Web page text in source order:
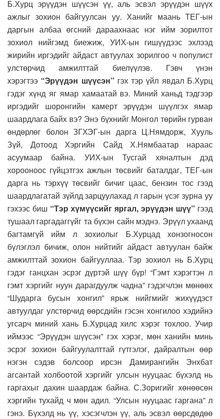
Б.Хурц эрүүдэн шүүсэн үү, аль эсвэл эрүүдэн шүүх
ажлыг зохион байгуулсан уу. Ханийг маань ТЕГ-ын
даргын албаа өгсний дараахнаас нэг ийм зорилтот
зохиол нийгэмд биежиж, УИХ-ын гишүүдээс эхлээд
жирийн иргэдийг айдаст автуулах зорилгоо ч популист
улстөрчид амжилттай биелүүлэв. Гэвч үнэн
хэрэгтээ “Эрүүдэн шүүсэн” гэх тэр үйл явдал Б.Хурц
гэдэг хүнд яг ямар хамаатай вэ. Миний ханьд тэдгээр
иргэдийг шоронгийн камерт эрүүдэн шүүлгэх ямар
шаардлага байх вэ? Энэ бүхнийг Монгол төрийн гурван
өндөрлөг болон ЗГХЭГ-ын дарга Ц.Нямдорж, Хууль
Зүй, Дотоод Хэргийн Сайд Х.Нямбаатар нараас
асуумаар байна. УИХ-ын Тусгай хяналтын дэд
хорооноос гүйцэтгэх ажлын төсвийг баталдаг, ТЕГ-ын
дарга нь тэрхүү төсвийг бичиг цаас, бензин тос гээд
шаардлагатай зүйлд зарцуулахад л гарын үсэг зурна уу
гэхээс биш “Тэр хүмүүсийг яргал, эрүүдэн шүү” гээд
тушаал гаргадаггүйг та бүхэн сайн мэднэ. Эрүүл ухаанд
багтамгүй ийм л зохиолыг Б.Хурцад хонзогносон
бүлэглэл бичиж, олон нийтийг айдаст автуулан байж
амжилттай зохион байгууллаа. Тэр зохиол нь Б.Хурц
гэдэг ганцхан эсрэг дүртэй шүү бүр! “Гэмт хэрэгтэн л
гэмт хэргийг нуун дарагдуулж чадна” гэдэгчлэн мөнөөх
“Шударга бусын хонгил” ярьж нийгмийг жихүүдэст
автуулдаг улстөрчид өөрсдийн гэсэн хонгилоо хэдийнэ
угсарч миний хань Б.Хурцад хилс хэрэг тохлоо. Учир
иймээс “Эрүүдэн шүүсэн” гэх хэрэг, мөн ханийн минь
эсрэг зохион байгуулалттай гүтгэлэг, дайралтын өөр
нэгэн сэдэв болсоор ирсэн Дамирангийн Энхбат
агсантай холбоотой хэргийг улсын нууцаас бүхэлд нь
гаргахыг дахин шаардаж байна. С.Зоригийг хөнөөсөн
хэргийн тухайд ч мөн адил. “Улсын нууцаас гаргана” л
гэнэ. Бүхэлд нь үү, хэсэгчлэн үү, аль эсвэл өөрсдөдөө